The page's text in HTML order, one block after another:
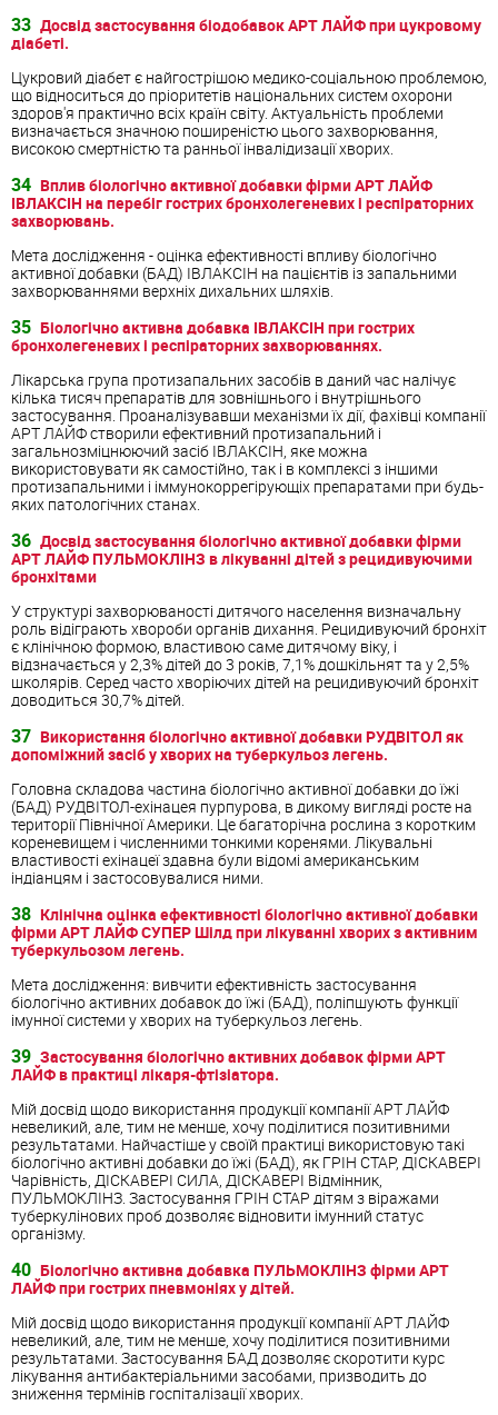
33 Досвід застосування біодобавок АРТ ЛАЙФ при цукровому
діабеті.
Цукровий діабет є найгострішою медико-соціальною проблемою,
що відноситься до пріоритетів національних систем охорони
здоров'я практично всіх країн світу. Актуальність проблеми
визначається значною поширеністю цього захворювання,
високою смертністю та ранньої інвалідизації хворих.
34 Вплив біологічно активної добавки фірми АРТ ЛАЙФ
ІВЛАКСІН на перебіг гострих бронхолегеневих і респіраторних
захворювань.
Мета дослідження - оцінка ефективності впливу біологічно
активної добавки (БАД) ІВЛАКСІН на пацієнтів із запальними
захворюваннями верхніх дихальних шляхів.
35 Біологічно активна добавка ІВЛАКСІН при гострих
бронхолегеневих і респіраторних захворюваннях.
Лікарська група протизапальних засобів в даний час налічує
кілька тисяч препаратів для зовнішнього і внутрішнього
застосування. Проаналізувавши механізми їх дії, фахівці компанії
АРТ ЛАЙФ створили ефективний протизапальний і
загальнозміцнюючий засіб ІВЛАКСІН, яке можна
використовувати як самостійно, так і в комплексі з іншими
протизапальними і іммунокоррегірующіх препаратами при будь-
яких патологічних станах.
36 Досвід застосування біологічно активної добавки фірми
АРТ ЛАЙФ ПУЛЬМОКЛІНЗ в лікуванні дітей з рецидивуючими
бронхітами
У структурі захворюваності дитячого населення визначальну
роль відіграють хвороби органів дихання. Рецидивуючий бронхіт
є клінічною формою, властивою саме дитячому віку, і
відзначається у 2,3% дітей до 3 років, 7,1% дошкільнят та у 2,5%
школярів. Серед часто хворіючих дітей на рецидивуючий бронхіт
доводиться 30,7% дітей.
37 Використання біологічно активної добавки РУДВІТОЛ як
допоміжний засіб у хворих на туберкульоз легень.
Головна складова частина біологічно активної добавки до їжі
(БАД) РУДВІТОЛ-ехінацея пурпурова, в дикому вигляді росте на
території Північної Америки. Це багаторічна рослина з коротким
кореневищем і численними тонкими коренями. Лікувальні
властивості ехінацеї здавна були відомі американським
індіанцям і застосовувалися ними.
38 Клінічна оцінка ефективності біологічно активної добавки
фірми АРТ ЛАЙФ СУПЕР Шілд при лікуванні хворих з активним
туберкульозом легень.
Мета дослідження: вивчити ефективність застосування
біологічно активних добавок до їжі (БАД), поліпшують функції
імунної системи у хворих на туберкульоз легень.
39 Застосування біологічно активних добавок фірми АРТ
ЛАЙФ в практиці лікаря-фтізіатора.
Мій досвід щодо використання продукції компанії АРТ ЛАЙФ
невеликий, але, тим не менше, хочу поділитися позитивними
результатами. Найчастіше у своїй практиці використовую такі
біологічно активні добавки до їжі (БАД), як ГРІН СТАР, ДІСКАВЕРІ
Чарівність, ДІСКАВЕРІ СИЛА, ДІСКАВЕРІ Відмінник,
ПУЛЬМОКЛІНЗ. Застосування ГРІН СТАР дітям з віражами
туберкулінових проб дозволяє відновити імунний статус
організму.
40 Біологічно активна добавка ПУЛЬМОКЛІНЗ фірми АРТ
ЛАЙФ при гострих пневмоніях у дітей.
Мій досвід щодо використання продукції компанії АРТ ЛАЙФ
невеликий, але, тим не менше, хочу поділитися позитивними
результатами. Застосування БАД дозволяє скоротити курс
лікування антибактеріальними засобами, призводить до
зниження термінів госпіталізації хворих.